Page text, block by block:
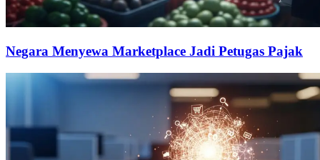
Negara Menyewa Marketplace Jadi Petugas Pajak